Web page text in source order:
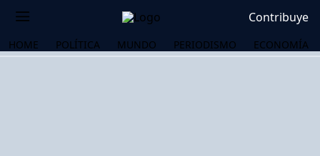
Contribuye
HOME POLÍTICA MUNDO PERIODISMO ECONOMÍA